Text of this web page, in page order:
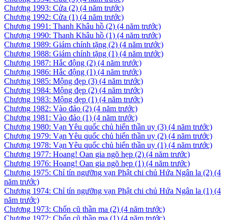
Chương 1993: Cửa (2) (4 năm trước)
Chương 1992: Cửa (1) (4 năm trước)
Chương 1991: Thanh Khâu hồ (2) (4 năm trước)
Chương 1990: Thanh Khâu hồ (1) (4 năm trước)
Chương 1989: Giám chính tặng (2) (4 năm trước)
Chương 1988: Giám chính tặng (1) (4 năm trước)
Chương 1987: Hắc động (2) (4 năm trước)
Chương 1986: Hắc động (1) (4 năm trước)
Chương 1985: Mộng đẹp (3) (4 năm trước)
Chương 1984: Mộng đẹp (2) (4 năm trước)
Chương 1983: Mộng đẹp (1) (4 năm trước)
Chương 1982: Vào đảo (2) (4 năm trước)
Chương 1981: Vào đảo (1) (4 năm trước)
Chương 1980: Vạn Yêu quốc chủ hiển thần uy (3) (4 năm trước)
Chương 1979: Vạn Yêu quốc chủ hiển thần uy (2) (4 năm trước)
Chương 1978: Vạn Yêu quốc chủ hiển thần uy (1) (4 năm trước)
Chương 1977: Hoang! Oan gia ngõ hẹp (2) (4 năm trước)
Chương 1976: Hoang! Oan gia ngõ hẹp (1) (4 năm trước)
Chương 1975: Chỉ tín ngưỡng vạn Phật chi chủ Hứa Ngân la (2) (4
năm trước)
Chương 1974: Chỉ tín ngưỡng vạn Phật chi chủ Hứa Ngân la (1) (4
năm trước)
Chương 1973: Chốn cũ thần ma (2) (4 năm trước)
Chương 1972: Chốn cũ thần ma (1) (4 năm trước)